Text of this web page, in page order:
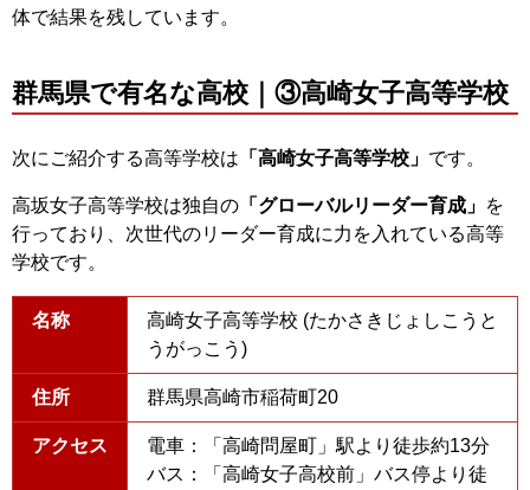
体で結果を残しています。
群馬県で有名な高校｜③高崎女子高等学校
次にご紹介する高等学校は 「高崎女子高等学校」 です。
高坂女子高等学校は独自の 「グローバルリーダー育成」 を
行っており、次世代のリーダー育成に力を入れている高等
学校です。
名称
高崎女子高等学校 (たかさきじょしこうと
うがっこう)
住所 群馬県高崎市稲荷町20
アクセス
電車：「高崎問屋町」駅より徒歩約13分
バス：「高崎女子高校前」バス停より徒